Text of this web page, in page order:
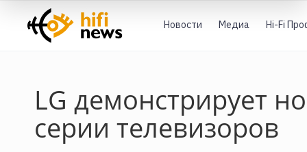
Новости Медиа Hi-Fi
LG демонстрирует
серии телевизоров